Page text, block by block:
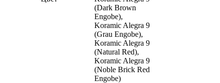
(Dark Brown
Engobe),
Koramic Alegra 9
(Grau Engobe),
Koramic Alegra 9
(Natural Red),
Koramic Alegra 9
(Noble Brick Red
Engobe)